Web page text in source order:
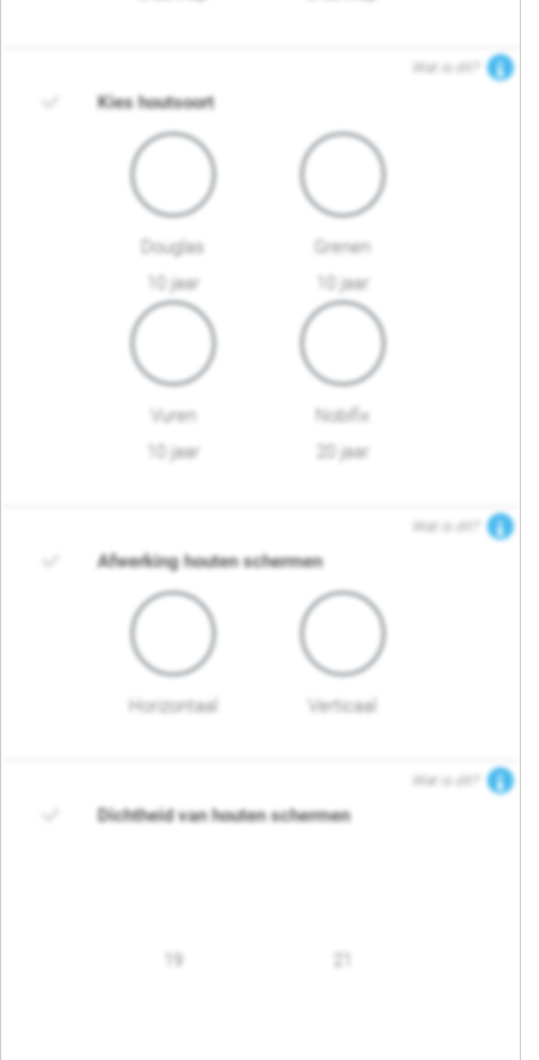
Wat is dit?
Kies houtsoort
Douglas
10 jaar
Grenen
10 jaar
Vuren
10 jaar
Nobifix
20 jaar
Wat is dit?
Afwerking houten schermen
Horizontaal Verticaal
Wat is dit?
Dichtheid van houten schermen
19